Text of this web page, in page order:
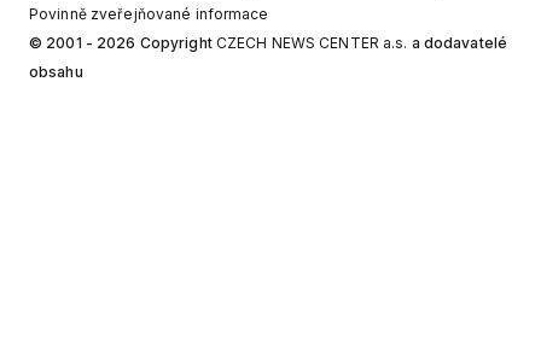
Povinně zveřejňované informace
© 2001 - 2026 Copyright CZECH NEWS CENTER a.s. a dodavatelé
obsahu